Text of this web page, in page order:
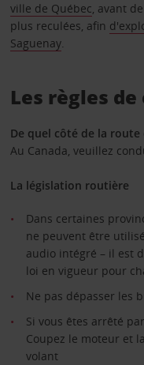
ville de Québec, avant
plus reculées, afin
Saguenay.
Les règles
De quel côté de la route
Au Canada, veuillez
La législation routière
Dans certaines
ne peuvent être
audio intégré – il est
loi en vigueur pour
Ne pas dépasser les
Si vous êtes arrêté
Coupez le moteur et
volant